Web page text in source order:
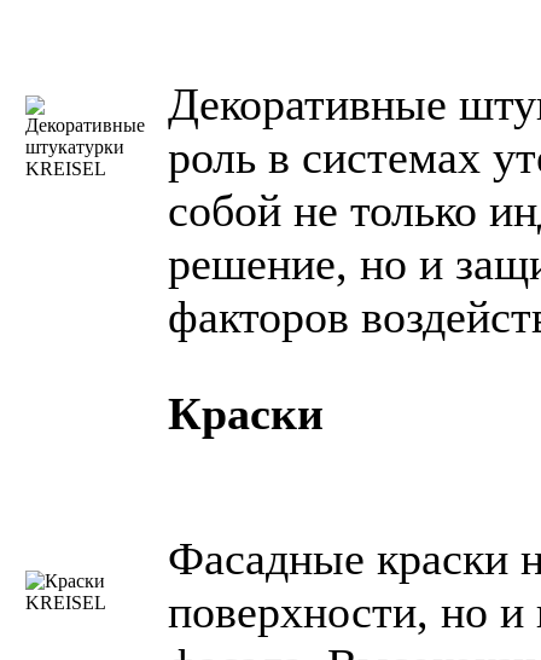
Декоративные
роль в системах
собой не только
решение, но и
факторов
Краски
Фасадные краски
поверхности, но